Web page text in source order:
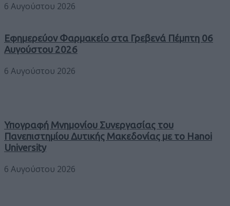
6 Αυγούστου 2026
Εφημερεύον Φαρμακείο στα Γρεβενά Πέμπτη 06
Αυγούστου 2026
6 Αυγούστου 2026
Υπογραφή Μνημονίου Συνεργασίας του
Πανεπιστημίου Δυτικής Μακεδονίας με το Hanoi
University
6 Αυγούστου 2026